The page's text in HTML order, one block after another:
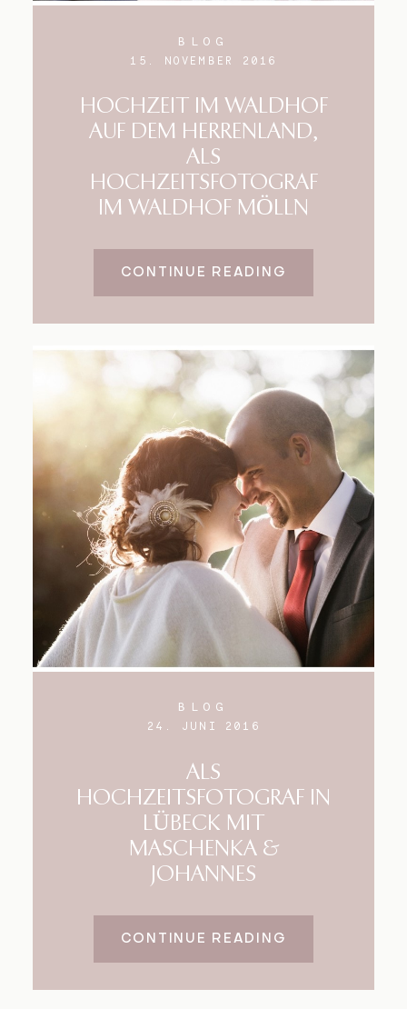
BLOG
15. NOVEMBER 2016
HOCHZEIT IM WALDHOF
AUF DEM HERRENLAND,
ALS
HOCHZEITSFOTOGRAF
IM WALDHOF MÖLLN
CONTINUE READING
BLOG
24. JUNI 2016
ALS
HOCHZEITSFOTOGRAF IN
LÜBECK MIT
MASCHENKA &
JOHANNES
CONTINUE READING